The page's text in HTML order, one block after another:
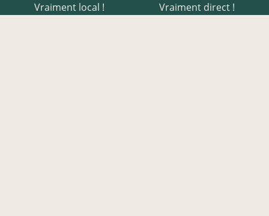
Vraiment local !
Vraiment direct !